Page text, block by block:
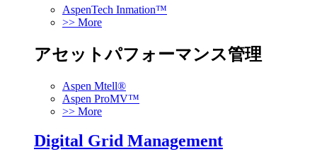
AspenTech Inmation™
>> More
アセットパフォーマンス管理
Aspen Mtell®
Aspen ProMV™
>> More
Digital Grid Management